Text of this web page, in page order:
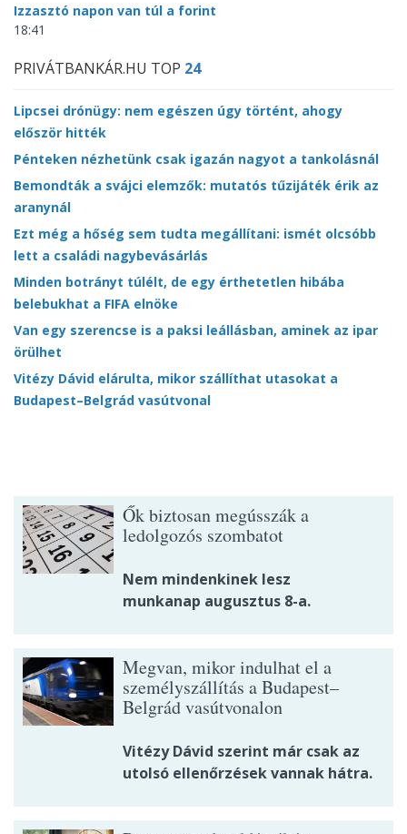
Izzasztó napon van túl a forint
18:41
PRIVÁTBANKÁR.HU TOP 24
Lipcsei drónügy: nem egészen úgy történt, ahogy
először hitték
Pénteken nézhetünk csak igazán nagyot a tankolásnál
Bemondták a svájci elemzők: mutatós tűzijáték érik az
aranynál
Ezt még a hőség sem tudta megállítani: ismét olcsóbb
lett a családi nagybevásárlás
Minden botrányt túlélt, de egy érthetetlen hibába
belebukhat a FIFA elnöke
Van egy szerencse is a paksi leállásban, aminek az ipar
örülhet
Vitézy Dávid elárulta, mikor szállíthat utasokat a
Budapest–Belgrád vasútvonal
Ők biztosan megússzák a
ledolgozós szombatot
Nem mindenkinek lesz
munkanap augusztus 8-a.
Megvan, mikor indulhat el a
személyszállítás a Budapest–
Belgrád vasútvonalon
Vitézy Dávid szerint már csak az
utolsó ellenőrzések vannak hátra.